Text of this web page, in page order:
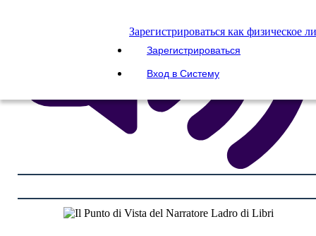
Зарегистрироваться как физическое
Зарегистрироваться
Вход в Систему